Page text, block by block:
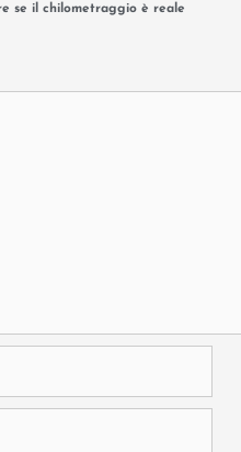
se il chilometraggio è reale